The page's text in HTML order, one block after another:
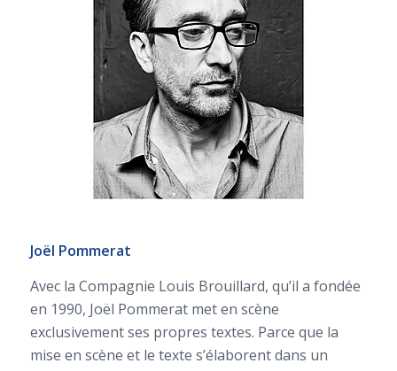
Joël Pommerat
Avec la Compagnie Louis Brouillard, qu’il a fondée
en 1990, Joël Pommerat met en scène
exclusivement ses propres textes. Parce que la
mise en scène et le texte s’élaborent dans un